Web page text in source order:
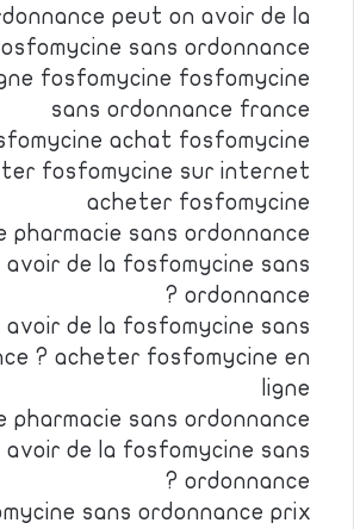
peut on avoir de la
sans ordonnance
fosfomycine fosfomycine
sans ordonnance france
achat fosfomycine
fosfomycine sur internet
acheter fosfomycine
pharmacie sans ordonnance
avoir de la fosfomycine sans
ordonnance ?
avoir de la fosfomycine sans
? acheter fosfomycine en
ligne
pharmacie sans ordonnance
avoir de la fosfomycine sans
ordonnance ?
sans ordonnance prix